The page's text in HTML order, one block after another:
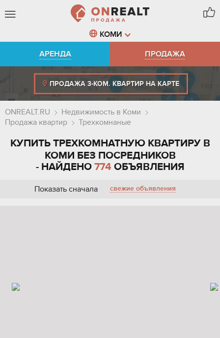
КОМИ
АРЕНДА
ПРОДАЖА
ПРОДАЖА 3-КОМ. КВАРТИР НА КАРТЕ
ONREALT.RU
Недвижимость в Коми
Продажа квартир
Трехкомнаные
КУПИТЬ ТРЕХКОМНАТНУЮ КВАРТИРУ В
КОМИ БЕЗ ПОСРЕДНИКОВ
- НАЙДЕНО 774 ОБЪЯВЛЕНИЯ
Показать сначала свежие объявления